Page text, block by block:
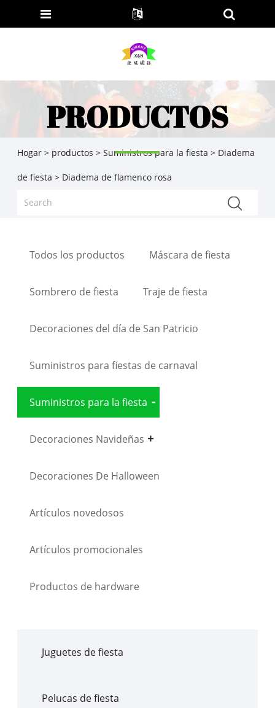
PRODUCTOS
Hogar > productos > Suministros para la fiesta > Diadema
de fiesta > Diadema de flamenco rosa
Todos los productos Máscara de fiesta
Sombrero de fiesta Traje de fiesta
Decoraciones del día de San Patricio
Suministros para fiestas de carnaval
Suministros para la fiesta
Decoraciones Navideñas
Decoraciones De Halloween
Artículos novedosos
Artículos promocionales
Productos de hardware
Juguetes de fiesta
Pelucas de fiesta